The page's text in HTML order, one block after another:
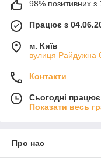
98% позитивних з
Працює з
м. Київ
вулиця Райдужна
Контакти
Сьогодні
Показати весь
Про нас